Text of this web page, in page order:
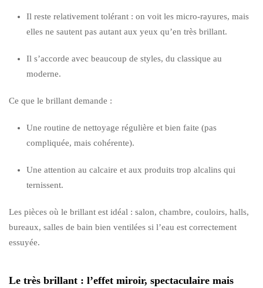
Il reste relativement tolérant : on voit les micro-rayures, mais
elles ne sautent pas autant aux yeux qu’en très brillant.
Il s’accorde avec beaucoup de styles, du classique au
moderne.
Ce que le brillant demande :
Une routine de nettoyage régulière et bien faite (pas
compliquée, mais cohérente).
Une attention au calcaire et aux produits trop alcalins qui
ternissent.
Les pièces où le brillant est idéal : salon, chambre, couloirs, halls,
bureaux, salles de bain bien ventilées si l’eau est correctement
essuyée.
Le très brillant : l’effet miroir, spectaculaire mais